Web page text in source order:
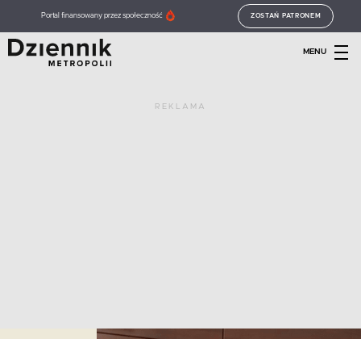
Portal finansowany przez społeczność ZOSTAŃ PATRONEM
MENU
REKLAMA